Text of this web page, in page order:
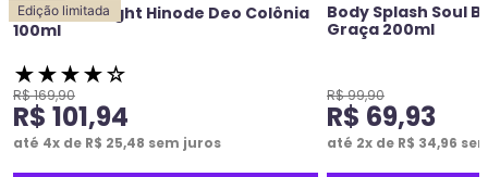
Edição limitada
Grace Midnight Hinode Deo Colônia
100ml
★★★★☆
R$169,90
R$ 101,94
até 4x de R$ 25,48 sem juros
Body Splash Soul
Graça 200ml
R$99,90
R$ 69,93
até 2x de R$ 34,96